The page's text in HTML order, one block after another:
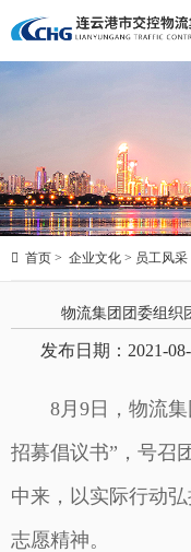
 首页 > 企业文化 > 员工风采
物流集团团委组织
发布日期：2021-
8月9日，物流
招募倡议书”，号召
中来，以实际行动
志愿精神。